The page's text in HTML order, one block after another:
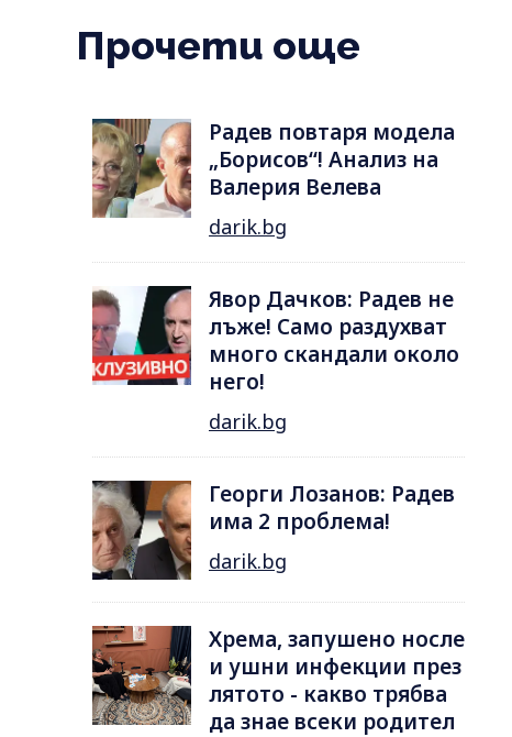
Прочети още
Радев повтаря модела
„Борисов“! Анализ на
Валерия Велева
darik.bg
Явор Дачков: Радев не
лъже! Само раздухват
много скандали около
него!
darik.bg
Георги Лозанов: Радев
има 2 проблема!
darik.bg
Хрема, запушено носле
и ушни инфекции през
лятотo - какво трябва
да знае всеки родител